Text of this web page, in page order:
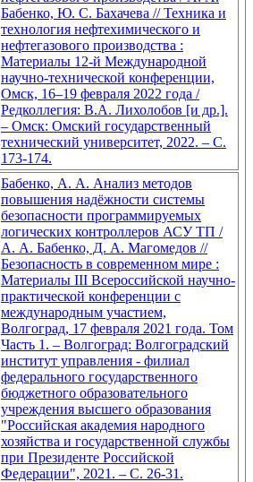
Бабенко, Ю. С. Бахачева // Техника и
технология нефтехимического и
нефтегазового производства :
Материалы 12-й Международной
научно-технической конференции,
Омск, 16–19 февраля 2022 года /
Редколлегия: В.А. Лихолобов [и др.].
– Омск: Омский государственный
технический университет, 2022. – С.
173-174.
Бабенко, А. А. Анализ методов
повышения надёжности системы
безопасности программируемых
логических контроллеров АСУ ТП /
А. А. Бабенко, Д. А. Магомедов //
Безопасность в современном мире :
Материалы III Всероссийской научно-
практической конференции с
международным участием,
Волгоград, 17 февраля 2021 года. Том
Часть 1. – Волгоград: Волгоградский
институт управления - филиал
федерального государственного
бюджетного образовательного
учреждения высшего образования
"Российская академия народного
хозяйства и государственной службы
при Президенте Российской
Федерации", 2021. – С. 26-31.